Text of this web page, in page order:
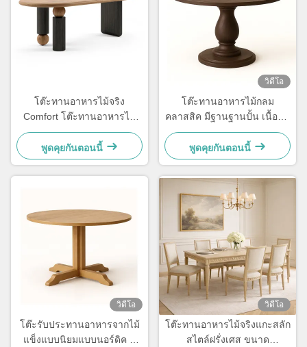
โต๊ะทานอาหารไม้จริง
Comfort โต๊ะทานอาหารไม้
แอชสำหรับใช้ในครัวเรือน
ขนาด 180x80 ซม.
พูดคุยกันตอนนี้
วิดีโอ
โต๊ะทานอาหารไม้กลม
คลาสสิค มีฐานฐานปั้น เนื้อหิน
โคลด φ90×75 ซม.
พูดคุยกันตอนนี้
วิดีโอ
โต๊ะรับประทานอาหารจากไม้
แข็งแบบนิยมแบบนอร์ดิค มี
วิดีโอ
โต๊ะทานอาหารไม้จริงแกะสลัก
สไตล์ฝรั่งเศส ขนาด